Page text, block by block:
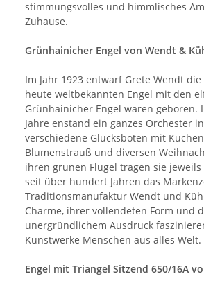
stimmungsvolles und himmlisches
Zuhause.
Grünhainicher Engel von Wendt &
Im Jahr 1923 entwarf Grete Wendt
heute weltbekannten Engel mit den
Grünhainicher Engel waren geboren.
Jahre enstand ein ganzes Orchester
verschiedene Glücksboten mit
Blumenstrauß und diversen
ihren grünen Flügel tragen sie
seit über hundert Jahren das
Traditionsmanufaktur Wendt und
Charme, ihrer vollendeten Form und
unergründlichem Ausdruck
Kunstwerke Menschen aus alles Welt.
Engel mit Triangel Sitzend 650/16A